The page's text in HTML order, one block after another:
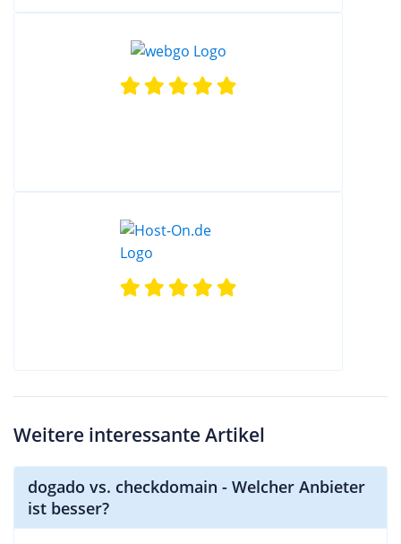
Weitere interessante Artikel
dogado vs. checkdomain - Welcher Anbieter
ist besser?